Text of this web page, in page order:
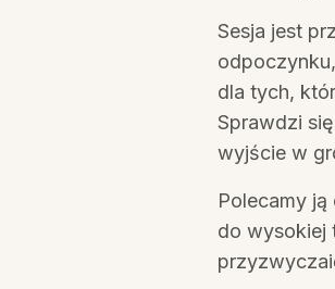
Sesja jest
dla tych,
Sprawdzi
wyjście w
Polecamy
do wysokiej